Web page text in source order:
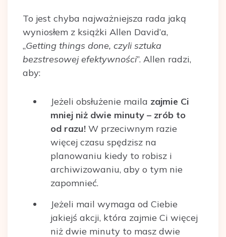
To jest chyba najważniejsza rada jaką
wyniosłem z książki Allen David’a,
„Getting things done, czyli sztuka
bezstresowej efektywności”. Allen radzi,
aby:
Jeżeli obsłużenie maila zajmie Ci
mniej niż dwie minuty – zrób to
od razu! W przeciwnym razie
więcej czasu spędzisz na
planowaniu kiedy to robisz i
archiwizowaniu, aby o tym nie
zapomnieć.
Jeżeli mail wymaga od Ciebie
jakiejś akcji, która zajmie Ci więcej
niż dwie minuty to masz dwie